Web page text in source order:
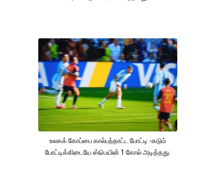
உலகக் கோப்பை கால்பந்தாட்ட போட்டி -கடும்
போட்டிக்கிடையே ஸ்பெயின் 1 கோல் அடித்தது.